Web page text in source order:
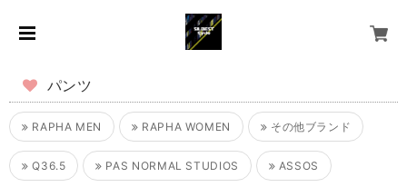
パンツ
RAPHA MEN RAPHA WOMEN その他ブランド
Q36.5 PAS NORMAL STUDIOS ASSOS